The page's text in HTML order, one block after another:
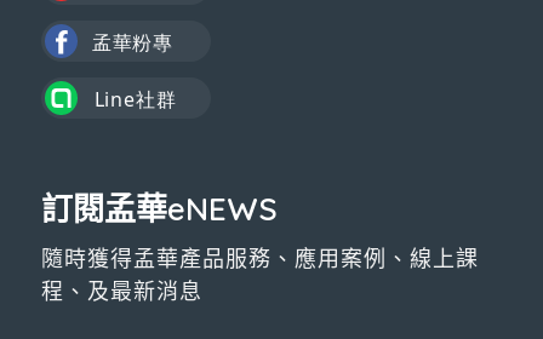
訂閱孟華eNEWS
隨時獲得孟華產品服務、應用案例、線上課
程、及最新消息